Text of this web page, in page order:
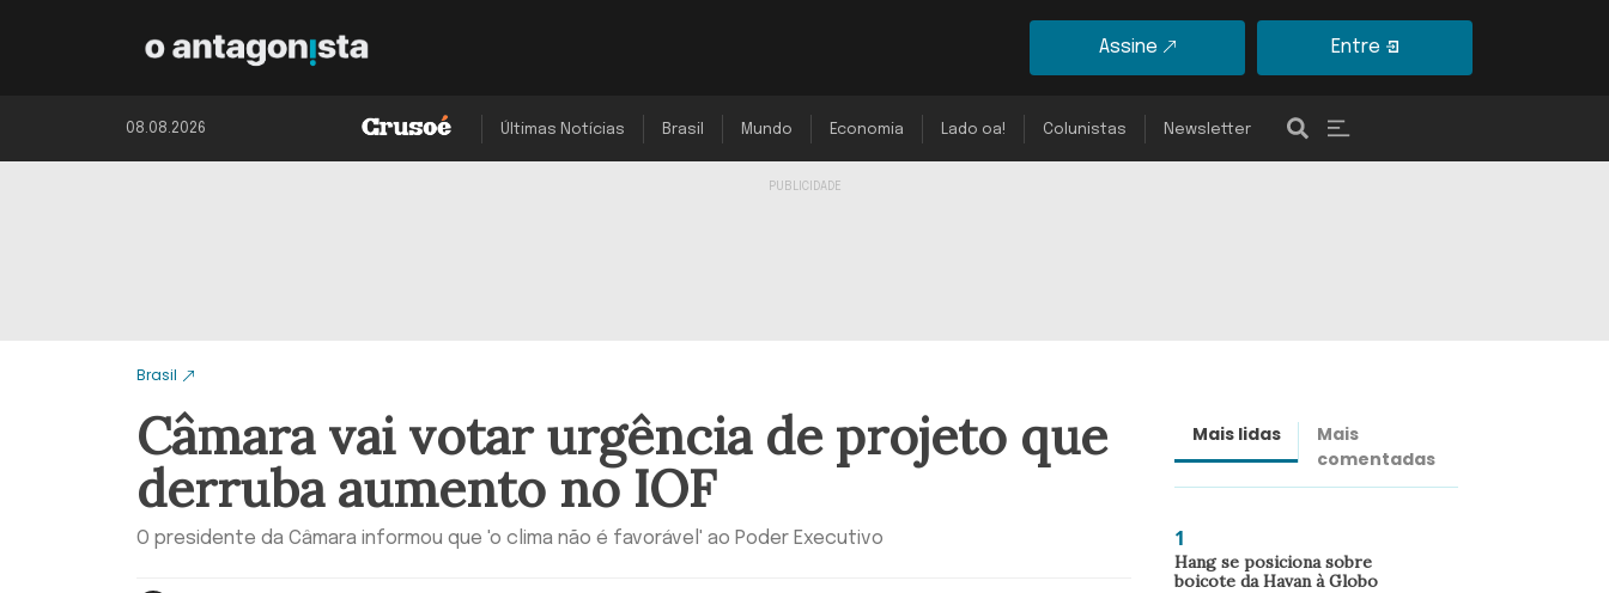
Assine Entre
08.08.2026 Últimas Notícias Brasil Mundo Economia Lado oa! Colunistas Newsletter
Brasil
Câmara vai votar urgência de projeto que
derruba aumento no IOF
O presidente da Câmara informou que 'o clima não é favorável' ao Poder Executivo
Mais lidas
Mais
comentadas
1
Hang se posiciona sobre
boicote da Havan à Globo